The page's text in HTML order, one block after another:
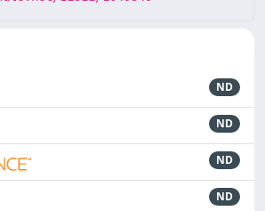
ND
ND
ND
ND